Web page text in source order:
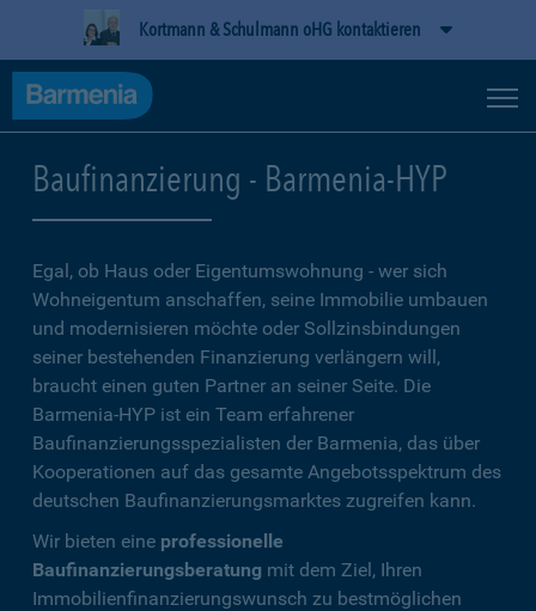
Kortmann & Schulmann oHG kontaktieren
Baufinanzierung - Barmenia-HYP
Egal, ob Haus oder Eigentumswohnung - wer sich
Wohneigentum anschaffen, seine Immobilie umbauen
und modernisieren möchte oder Sollzinsbindungen
seiner bestehenden Finanzierung verlängern will,
braucht einen guten Partner an seiner Seite. Die
Barmenia-HYP ist ein Team erfahrener
Baufinanzierungsspezialisten der Barmenia, das über
Kooperationen auf das gesamte Angebotsspektrum des
deutschen Baufinanzierungsmarktes zugreifen kann.
Wir bieten eine professionelle
Baufinanzierungsberatung mit dem Ziel, Ihren
Immobilienfinanzierungswunsch zu bestmöglichen